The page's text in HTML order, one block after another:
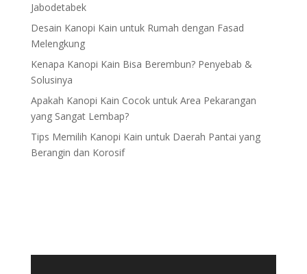
Jabodetabek
Desain Kanopi Kain untuk Rumah dengan Fasad
Melengkung
Kenapa Kanopi Kain Bisa Berembun? Penyebab &
Solusinya
Apakah Kanopi Kain Cocok untuk Area Pekarangan
yang Sangat Lembap?
Tips Memilih Kanopi Kain untuk Daerah Pantai yang
Berangin dan Korosif